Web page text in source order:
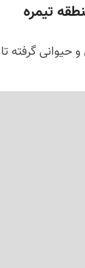
تیمره
و حیوانی